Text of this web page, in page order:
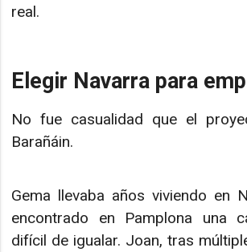
real.
Elegir Navarra para
No fue casualidad que el
Barañáin.
Gema llevaba años viviendo en
encontrado en Pamplona una
difícil de igualar. Joan, tras